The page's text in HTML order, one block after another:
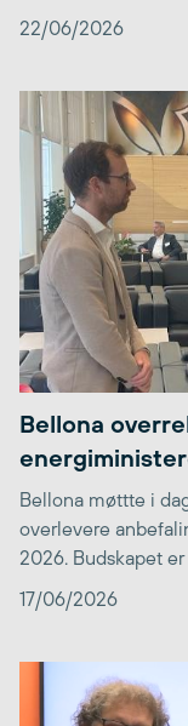
22/06/2026
Bellona
Bellona møttte i
overlevere
2026. Budskapet
17/06/2026